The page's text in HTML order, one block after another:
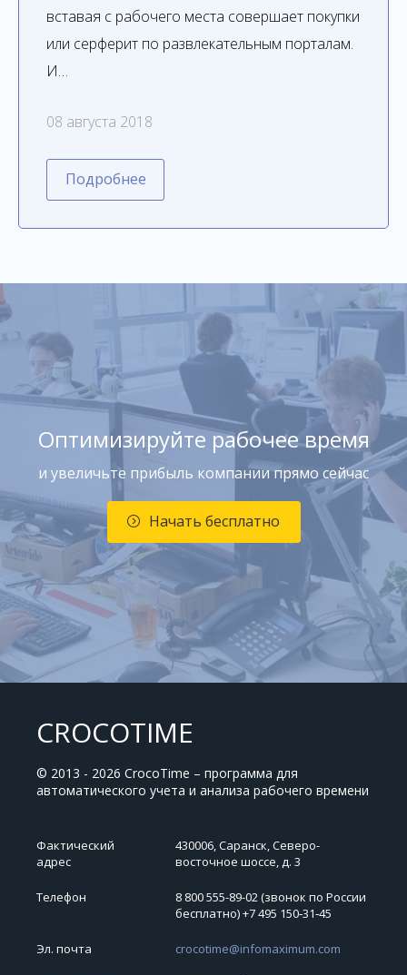
вставая с рабочего места совершает покупки
или серферит по развлекательным порталам.
И…
08 августа 2018
Подробнее
Оптимизируйте рабочее время
и увеличьте прибыль компании прямо сейчас
Начать бесплатно
CROCOTIME
© 2013 - 2026 CrocoTime – программа для
автоматического учета и анализа рабочего времени
Фактический
адрес
430006, Саранск, Северо-
восточное шоссе, д. 3
Телефон
8 800 555-89-02 (звонок по России
бесплатно) +7 495 150‑31‑45
Эл. почта crocotime@infomaximum.com